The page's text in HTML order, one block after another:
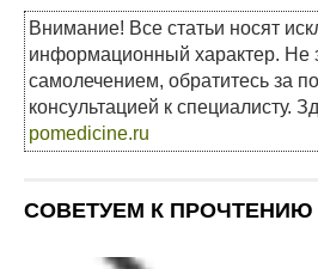
Внимание! Все статьи носят
информационный характер. Не
самолечением, обратитесь за
консультацией к специалисту.
pomedicine.ru
СОВЕТУЕМ К ПРОЧТЕНИЮ